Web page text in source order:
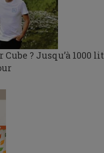
Cube ? Jusqu’à 1000